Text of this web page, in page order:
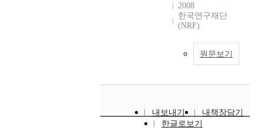
2008
한국연구재단
(NRF)
원문보기
내보내기
내책장담기
한글로보기